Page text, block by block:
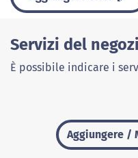
Servizi del
È possibile indicare i
Aggiungere /